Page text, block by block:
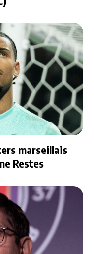
marseillais
Restes